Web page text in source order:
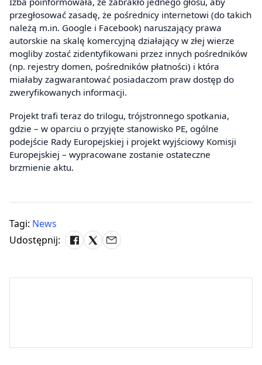
przegłosować zasadę, że pośrednicy internetowi (do takich
należą m.in. Google i Facebook) naruszający prawa
autorskie na skalę komercyjną działający w złej wierze
mogliby zostać zidentyfikowani przez innych pośredników
(np. rejestry domen, pośredników płatności) i która
miałaby zagwarantować posiadaczom praw dostęp do
zweryfikowanych informacji.
Projekt trafi teraz do trilogu, trójstronnego spotkania,
gdzie – w oparciu o przyjęte stanowisko PE, ogólne
podejście Rady Europejskiej i projekt wyjściowy Komisji
Europejskiej – wypracowane zostanie ostateczne
brzmienie aktu.
Tagi: News
Udostępnij: